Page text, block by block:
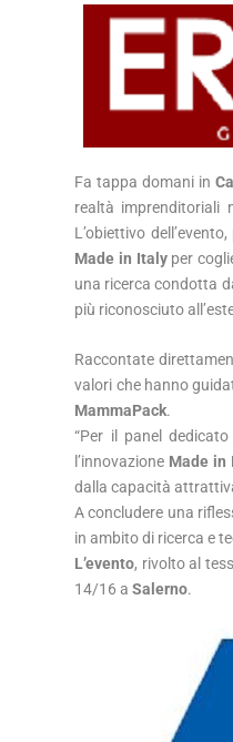
Fa tappa domani in
realtà imprenditoriali
L’obiettivo
Made in Italyper
una ricerca condotta
più riconosciuto
Raccontate
valori che hanno
MammaPack.
“Per il panel
l’innovazione Made in
dalla capacità
A concludere una
in ambito di ricerca e
L’evento, rivolto al
14/16 a Salerno.